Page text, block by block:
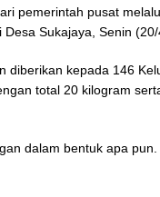
pemerintah pusat
Sukajaya, Senin (20/
diberikan kepada 146
total 20 kilogram
dalam bentuk apa